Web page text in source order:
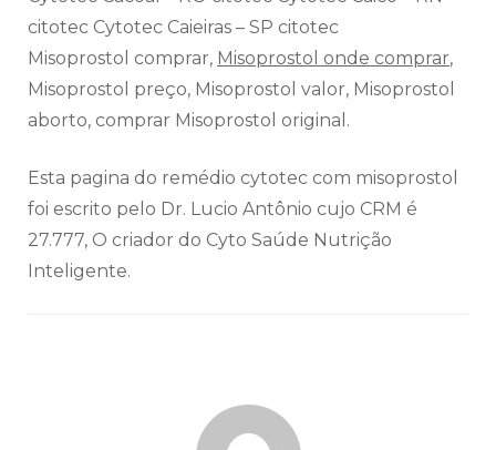
citotec Cytotec Caieiras – SP citotec
Misoprostol comprar, Misoprostol onde comprar,
Misoprostol preço, Misoprostol valor, Misoprostol
aborto, comprar Misoprostol original.
Esta pagina do remédio cytotec com misoprostol
foi escrito pelo Dr. Lucio Antônio cujo CRM é
27.777, O criador do Cyto Saúde Nutrição
Inteligente.